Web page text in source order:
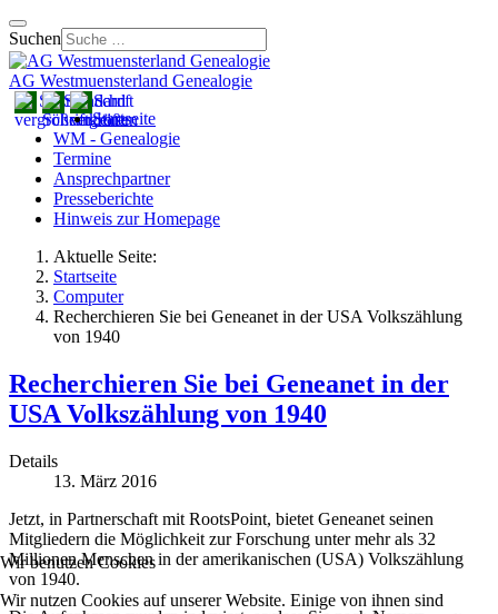
Suchen
AG Westmuensterland Genealogie
Startseite
WM - Genealogie
Termine
Ansprechpartner
Presseberichte
Hinweis zur Homepage
Aktuelle Seite:
Startseite
Computer
Recherchieren Sie bei Geneanet in der USA Volkszählung
von 1940
Recherchieren Sie bei Geneanet in der
USA Volkszählung von 1940
Details
13. März 2016
Jetzt, in Partnerschaft mit RootsPoint, bietet Geneanet seinen
Mitgliedern die Möglichkeit zur Forschung unter mehr als 32
Millionen Menschen in der amerikanischen (USA) Volkszählung
von 1940.
Wir benutzen Cookies
Wir nutzen Cookies auf unserer Website. Einige von ihnen sind